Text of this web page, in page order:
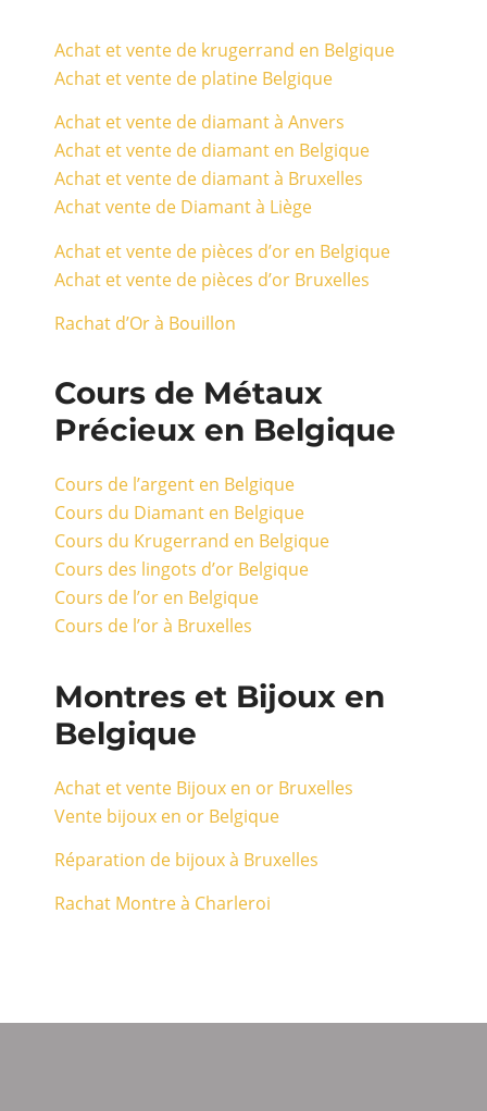
Achat et vente de krugerrand en Belgique
Achat et vente de platine Belgique
Achat et vente de diamant à Anvers
Achat et vente de diamant en Belgique
Achat et vente de diamant à Bruxelles
Achat vente de Diamant à Liège
Achat et vente de pièces d’or en Belgique
Achat et vente de pièces d’or Bruxelles
Rachat d’Or à Bouillon
Cours de Métaux
Précieux en Belgique
Cours de l’argent en Belgique
Cours du Diamant en Belgique
Cours du Krugerrand en Belgique
Cours des lingots d’or Belgique
Cours de l’or en Belgique
Cours de l’or à Bruxelles
Montres et Bijoux en
Belgique
Achat et vente Bijoux en or Bruxelles
Vente bijoux en or Belgique
Réparation de bijoux à Bruxelles
Rachat Montre à Charleroi